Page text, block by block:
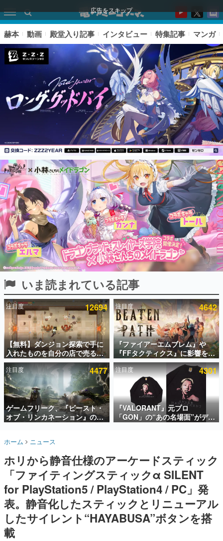
広告をスキップ
ピックアップ
電ファミのいま読まれている記事ランキング
アプリセール情報
インタビュー
連載・特集一覧
殿堂入り記事
SNS拡散数が数千以上！ ページビュー数万以上！ などな
ど。多くの人々に読まれた、電ファミ渾身の“殿堂入り”記
事をまとめました。
ゲームの企画書
名作ゲームクリエイターの方々に製作時のエピソードをお
聞きし、ヒットする企画（ゲーム）とは何か？を探ってい
きます。
赫本
この物語を解いてはいけない。『赫本』は、〈試験問題〉
の形をした短編ホラー小説集です。
新世代に訊く
これからのデジタルゲーム市場を担う若きクリエイター達
の姿を追い、彼らのルーツと情熱を探っていきます。
ゲームに多大な影響を受けた作家さんに取材し、ゲームが
日本のコンテンツ産業やカルチャーに与えた影響を探る企
画です。
日本モバイルゲーム産業史
日本のモバイルゲーム史における主要なトピック・タイト
ルを網羅するほか、開発者へのインタビューや識者による
解説を掲載。約20年の歴史が一望できる決定版！
若ゲのいたり〜ゲームクリエイターの青春〜
赫本 動画 殿堂入り記事 インタビュー 特集記事 マンガ
いま読まれている記事
注目度 12694
【無料】ダンジョン探索で手に
入れたものを自分の店で売るゲ
ーム『Moonlighter』がSteam
にて無料配布中！続編
『Moonlighter 2』の9月2日正
式リリースを記念したキャンペ
ーン
注目度 4642
『ファイアーエムブレム』や
『FFタクティクス』に影響を受
けた新作戦略RPG『Beaten
Path』2027年に発売へ。
PC（Steam）、PS5、Xbox、
Switch向けにリリース予定
注目度 4477
ゲームフリーク、『ビースト・
オブ・リンカネーション』の継
続的なアプデ方針を表明。ユー
めて対応へ。修正パッチは約1週
間以内に配信される予定
注目度 4301
『VALORANT』元プロ
「GON」の“あの名場面”がデザ
インされた新作グッズが本日8月
に発売したグッズの再販も
ホーム ニュース
ホリから静音仕様のアーケードスティック
「ファイティングスティックα SILENT
for PlayStation5 / PlayStation4 / PC」発
表。静音化したスティックとリニューアル
したサイレント“HAYABUSA”ボタンを搭
載